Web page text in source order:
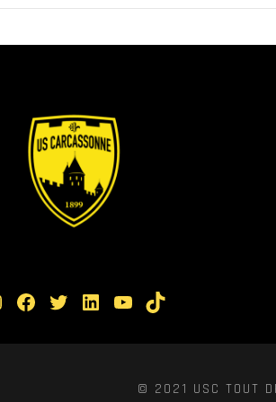
Facebook Twitter LinkedIn YouTube TikTok
© 2021 USC TOUT